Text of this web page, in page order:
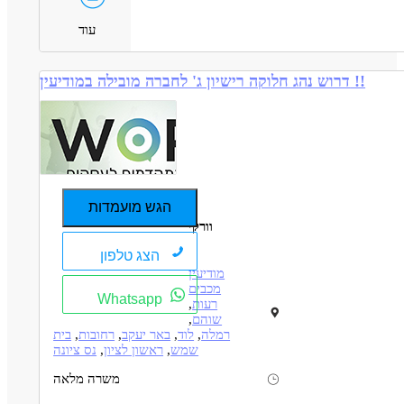
עוד
דרוש נהג חלוקה רישיון ג' לחברה מובילה במודיעין !!
הגש מועמדות
הצג טלפון
Whatsapp
וורקי
מודיעין
מכבים
רעות,
שוהם,
רמלה, לוד, באר יעקב, רחובות, בית
שמש, ראשון לציון, נס ציונה
משרה מלאה